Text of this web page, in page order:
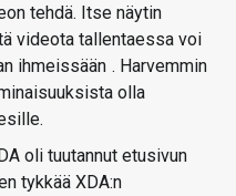
tehdä. Itse näytin
videota tallentaessa voi
ihmeissään . Harvemmin
olla
oli tuutannut etusivun
tykkää XDA:n